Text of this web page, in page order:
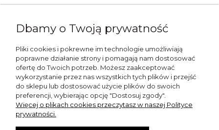
shop@esterashop.com
+48 785 709 330
ESTERA
Otolice 68
99-400 Łowicz
Wskazówki dojazdu
Dbamy o Twoją prywatność
Pliki cookies i pokrewne im technologie umożliwiają
poprawne działanie strony i pomagają nam dostosować
ofertę do Twoich potrzeb. Możesz zaakceptować
wykorzystanie przez nas wszystkich tych plików i przejść
do sklepu lub dostosować użycie plików do swoich
preferencji, wybierając opcję "Dostosuj zgody".
Więcej o plikach cookies przeczytasz w naszej Polityce
prywatności.